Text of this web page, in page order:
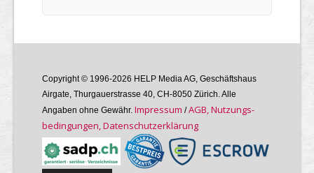
Copyright © 1996-2026 HELP Media AG, Geschäftshaus
Airgate, Thurgauer­strasse 40, CH-8050 Zürich. Alle
Angaben ohne Gewähr. Im­pres­sum /AGB, Nutzungs­
bedin­gungen, Daten­schutz­er­klärung